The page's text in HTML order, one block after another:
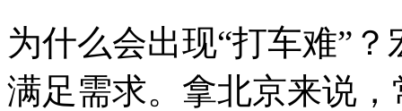
为什么会出现“打车难”
满足需求。拿北京来说